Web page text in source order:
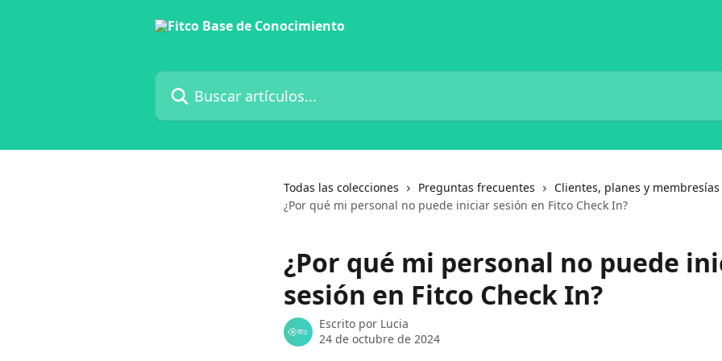
Buscar artículos...
Todas las colecciones Preguntas frecuentes
Clientes, planes y membresías
¿Por qué mi personal no puede iniciar sesión en Fitco Check In?
¿Por qué mi personal no puede
sesión en Fitco Check In?
Escrito por Lucia
24 de octubre de 2024